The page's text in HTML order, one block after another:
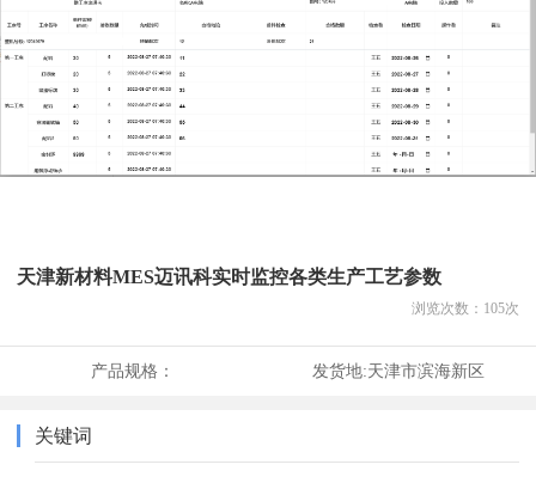
天津新材料MES迈讯科实时监控各类生产工艺参数
浏览次数： 105次
产品规格： 发货地:天津市滨海新区
关键词